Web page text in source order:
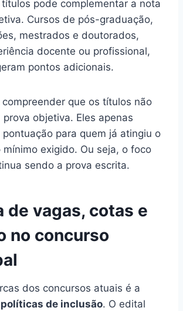
pode complementar a nota
Cursos de pós-graduação,
mestrados e doutorados,
docente ou profissional,
pontos adicionais.
que os títulos não
objetiva. Eles apenas
para quem já atingiu o
mínimo exigido. Ou seja, o foco
sendo a prova escrita.
de vagas, cotas e
no concurso
dos concursos atuais é a
políticas de inclusão. O edital